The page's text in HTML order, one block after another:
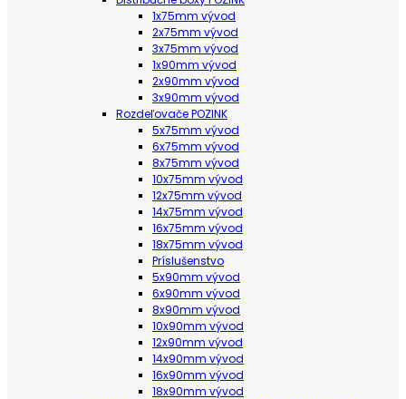
1x75mm vývod
2x75mm vývod
3x75mm vývod
1x90mm vývod
2x90mm vývod
3x90mm vývod
Rozdeľovače POZINK
5x75mm vývod
6x75mm vývod
8x75mm vývod
10x75mm vývod
12x75mm vývod
14x75mm vývod
16x75mm vývod
18x75mm vývod
Príslušenstvo
5x90mm vývod
6x90mm vývod
8x90mm vývod
10x90mm vývod
12x90mm vývod
14x90mm vývod
16x90mm vývod
18x90mm vývod